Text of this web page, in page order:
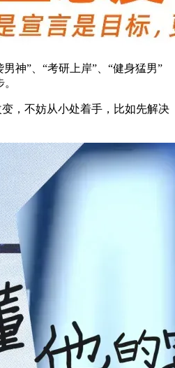
神”、“考研上岸”、“健身猛男”
，不妨从小处着手，比如先解决